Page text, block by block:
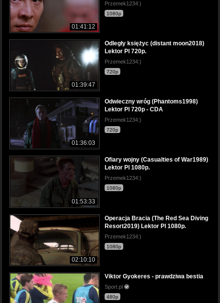
01:41:12
Przemek1234:)
1080p
01:39:47
Odległy księżyc (distant moon2018)
Lektor Pl 720p.
Przemek1234:)
720p
01:36:03
Odwieczny wróg (Phantoms1998)
Lektor Pl 720p - CDA
Przemek1234:)
720p
01:53:33
Ofiary wojny (Casualties of War1989)
Lektor Pl 1080p.
Przemek1234:)
1080p
02:10:10
Operacja Bracia (The Red Sea Diving
Resort2019) Lektor Pl 1080p.
Przemek1234:)
1080p
Viktor Gyokeres - prawdziwa bestia
Sport.pl
480p